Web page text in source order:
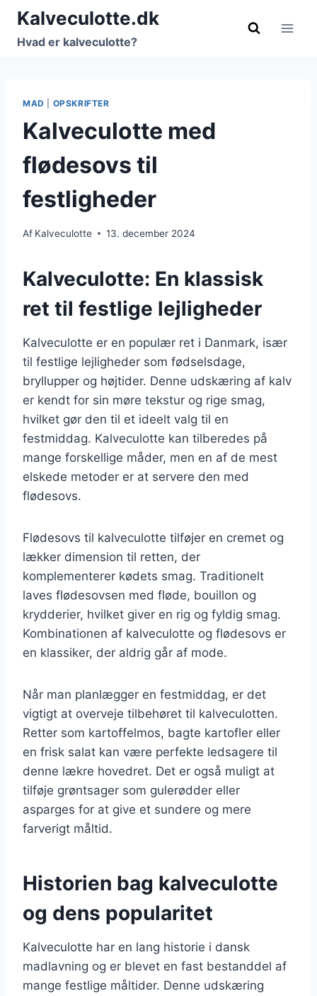
Fortsæt
indhold
Kalveculotte.dk
Hvad er kalveculotte?
MAD OPSKRIFTER
Kalveculotte med
flødesovs til
festligheder
Af Kalveculotte 13. december 2024
Kalveculotte: En klassisk
ret til festlige lejligheder
Kalveculotte er en populær ret i Danmark, især
til festlige lejligheder som fødselsdage,
bryllupper og højtider. Denne udskæring af kalv
er kendt for sin møre tekstur og rige smag,
hvilket gør den til et ideelt valg til en
festmiddag. Kalveculotte kan tilberedes på
mange forskellige måder, men en af de mest
elskede metoder er at servere den med
flødesovs.
Flødesovs til kalveculotte tilføjer en cremet og
lækker dimension til retten, der
komplementerer kødets smag. Traditionelt
laves flødesovsen med fløde, bouillon og
krydderier, hvilket giver en rig og fyldig smag.
Kombinationen af kalveculotte og flødesovs er
en klassiker, der aldrig går af mode.
Når man planlægger en festmiddag, er det
vigtigt at overveje tilbehøret til kalveculotten.
Retter som kartoffelmos, bagte kartofler eller
en frisk salat kan være perfekte ledsagere til
denne lækre hovedret. Det er også muligt at
tilføje grøntsager som gulerødder eller
asparges for at give et sundere og mere
farverigt måltid.
Historien bag kalveculotte
og dens popularitet
Kalveculotte har en lang historie i dansk
madlavning og er blevet en fast bestanddel af
mange festlige måltider. Denne udskæring